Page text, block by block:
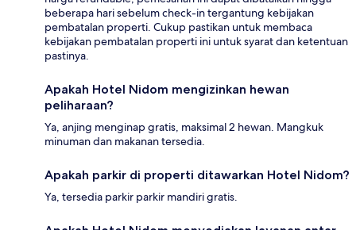
beberapa hari sebelum check-in tergantung kebijakan
pembatalan properti. Cukup pastikan untuk membaca
kebijakan pembatalan properti ini untuk syarat dan ketentuan
pastinya.
Apakah Hotel Nidom mengizinkan hewan
peliharaan?
Ya, anjing menginap gratis, maksimal 2 hewan. Mangkuk
minuman dan makanan tersedia.
Apakah parkir di properti ditawarkan Hotel Nidom?
Ya, tersedia parkir parkir mandiri gratis.